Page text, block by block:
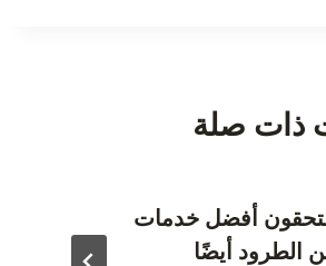
ذات صلة
أفضل خدمات
أيضًا